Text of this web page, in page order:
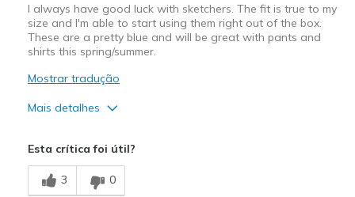
I always have good luck with sketchers. The fit is true to my
size and I'm able to start using them right out of the box.
These are a pretty blue and will be great with pants and
shirts this spring/summer.
Mostrar tradução
Mais detalhes
Comfortable
Esta crítica foi útil?
3 0